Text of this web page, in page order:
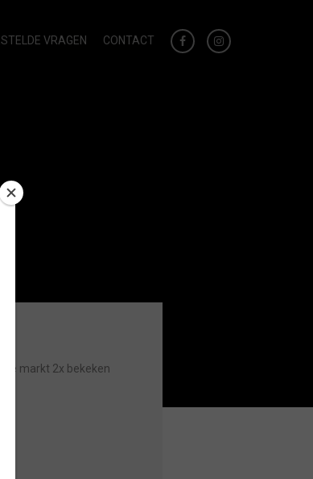
VRAGEN CONTACT
markt 2x bekeken